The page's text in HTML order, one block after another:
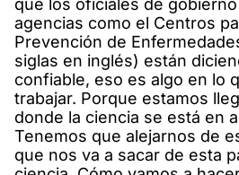
que los oficiales de
agencias como el Centros
Prevención de
siglas en inglés) están
confiable, eso es algo en lo
trabajar. Porque estamos
donde la ciencia se está en
Tenemos que alejarnos de
que nos va a sacar de esta